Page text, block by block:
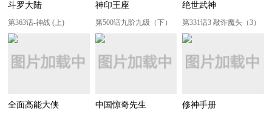
斗罗大陆
第363话-神战 (上)
神印王座
第500话九阶九级（下）
绝世武神
第331话3 敲诈魔头（3）
全面高能大侠 中国惊奇先生 修神手册